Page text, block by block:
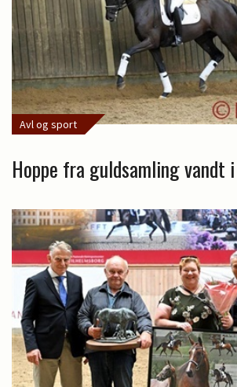
Avl og sport
Hoppe fra guldsamling vandt